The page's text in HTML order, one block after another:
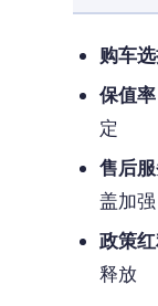
购车
保值率
定
售后
盖加强
政策
释放